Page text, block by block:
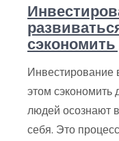
сэкономить
Инвестирование
этом
людей осознают
себя. Это